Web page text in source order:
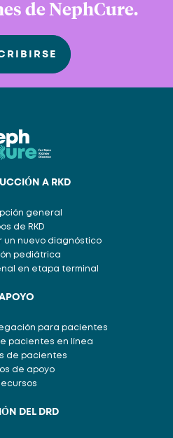
de NephCure.
A RKD
general
de RKD
un nuevo diagnóstico
pediátrica
en etapa terminal
para pacientes
pacientes en línea
de pacientes
de apoyo
DEL DRD